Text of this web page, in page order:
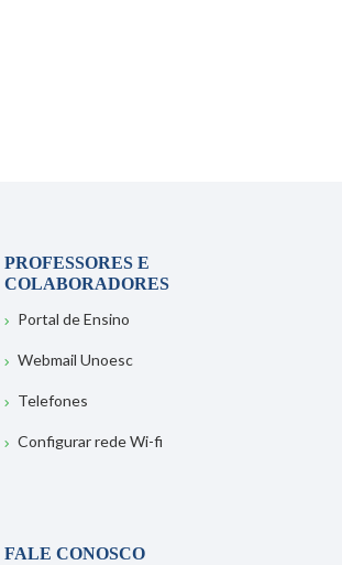
PROFESSORES E
COLABORADORES
Portal de Ensino
Webmail Unoesc
Telefones
Configurar rede Wi-fi
FALE CONOSCO